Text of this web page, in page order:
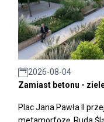
2026-08-04
Zamiast betonu -
Plac Jana Pawła II